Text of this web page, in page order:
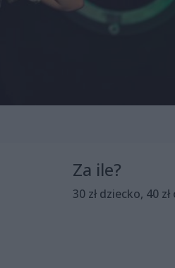
Za ile?
30 zł dziecko, 40